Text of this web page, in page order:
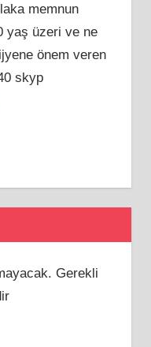
memnun
yaş üzeri ve ne
önem veren
skyp
Gerekli